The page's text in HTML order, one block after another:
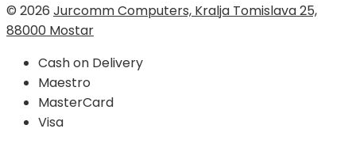
© 2026 Jurcomm Computers, Kralja Tomislava 25,
88000 Mostar
Cash on Delivery
Maestro
MasterCard
Visa